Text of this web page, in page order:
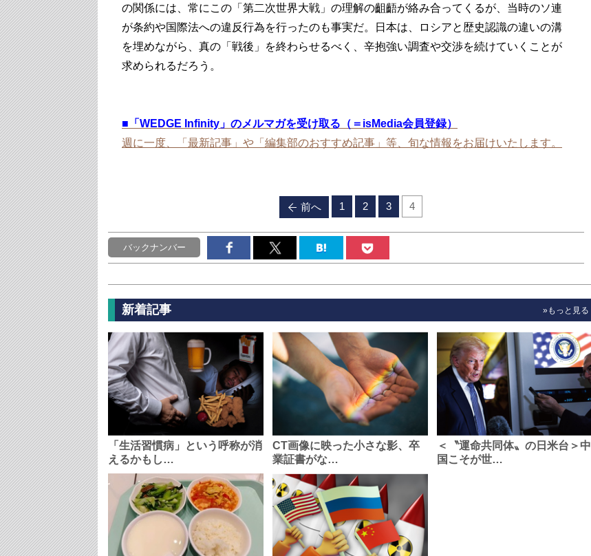
の関係には、常にこの「第二次世界大戦」の理解の齟齬が絡み合ってくるが、当時のソ連
が条約や国際法への違反行為を行ったのも事実だ。日本は、ロシアと歴史認識の違いの溝
を埋めながら、真の「戦後」を終わらせるべく、辛抱強い調査や交渉を続けていくことが
求められるだろう。
■ 「WEDGE Infinity」のメルマガを受け取る（＝isMedia会員登録）
週に一度、「最新記事」や「編集部のおすすめ記事」等、旬な情報をお届けいたします。
前へ 1 2 3 4
バックナンバー
新着記事 »もっと見る
「生活習慣病」という呼称が消
えるかもし…
CT画像に映った小さな影、卒
業証書がな…
＜〝運命共同体〟の日米台＞中
国こそが世…